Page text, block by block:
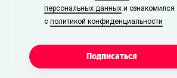
персональных данных и ознакомился
сполитикой конфиденциальности
Подписаться